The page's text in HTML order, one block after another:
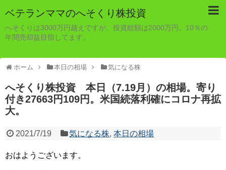
ベテランママのへそくり株投資
へそくりは3000万円越えですが、投資総額は2000万円。10％の
年間売却益目指してます。
ホーム 本日の相場 気になる株
へそくり株投資 本日（7.19月）の相場。寄り
付き27663円109円。米国続落利確にコロナ再拡
大。
2021/7/19 気になる株,本日の相場
おはようございます。